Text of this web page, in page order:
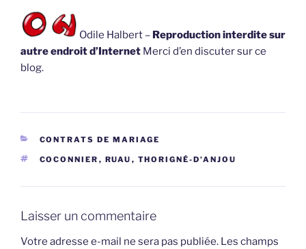
Odile Halbert – Reproduction interdite sur
autre endroit d’Internet Merci d’en discuter sur ce
blog.
CATÉGORIES
CONTRATS DE MARIAGE
ÉTIQUETTES
COCONNIER , RUAU , THORIGNÉ-D'ANJOU
Laisser un commentaire
Votre adresse e-mail ne sera pas publiée. Les champs